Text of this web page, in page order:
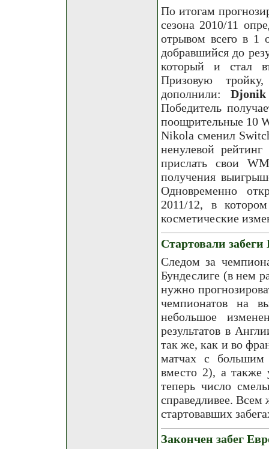
По итогам
сезона 2010/11
отрывом всего в 1
добравшийся до
который и стал
Призовую
дополнили:Djonik
Победитель
поощрительные 10
Nikola сменил
ненулевой
прислать свои
получения
Одновременно
2011/12, в
косметические
Стартовали
Следом за
Бундеслиге (в нем
нужно
чемпионатов на
небольшое
результатов в
так же, как и во
матчах с большим
вместо 2), а также
теперь число
справедливее.
стартовавших
Закончен забег